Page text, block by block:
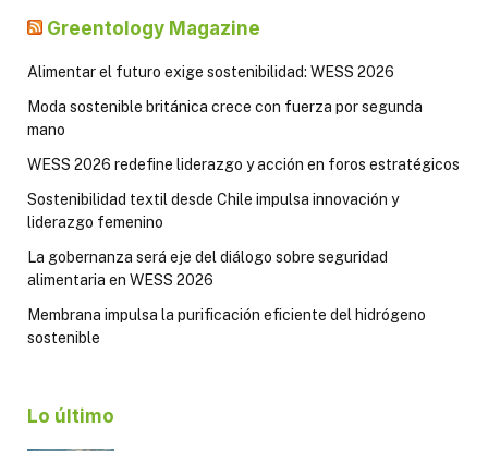
Greentology Magazine
Alimentar el futuro exige sostenibilidad: WESS 2026
Moda sostenible británica crece con fuerza por segunda
mano
WESS 2026 redefine liderazgo y acción en foros estratégicos
Sostenibilidad textil desde Chile impulsa innovación y
liderazgo femenino
La gobernanza será eje del diálogo sobre seguridad
alimentaria en WESS 2026
Membrana impulsa la purificación eficiente del hidrógeno
sostenible
Lo último